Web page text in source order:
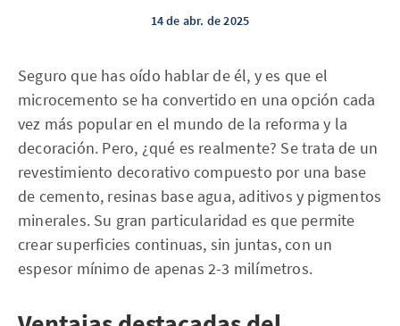
14 de abr. de 2025
Seguro que has oído hablar de él, y es que el
microcemento se ha convertido en una opción cada
vez más popular en el mundo de la reforma y la
decoración. Pero, ¿qué es realmente? Se trata de un
revestimiento decorativo compuesto por una base
de cemento, resinas base agua, aditivos y pigmentos
minerales. Su gran particularidad es que permite
crear superficies continuas, sin juntas, con un
espesor mínimo de apenas 2-3 milímetros.